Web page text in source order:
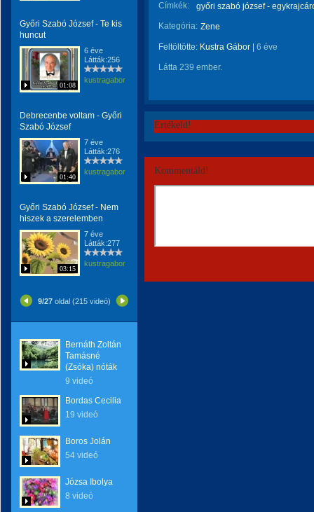
Győri Szabó József - Te kis
huncut
01:08
6 éve
Látták:256
kustragabor
Debrecenbe voltam - Győri
Szabó József
01:40
7 éve
Látták:276
kustragabor
Győri Szabó József - Nem
hiszek a szerelemben
03:15
7 éve
Látták:277
kustragabor
9/27 oldal (215 videó)
Bernáth Zoltán
Tamásné
(Zsóka) nóták
9 videó
Bordas Cecilia
19 videó
Boros Jolán
54 videó
Józsa Ibolya
8 videó
Címkék:
győri szabó józsef -
Kategória: Zene
Feltöltötte: Kustra Gábor 6 éve
Látta 239 ember.
Értékeld!
Kommentáld!